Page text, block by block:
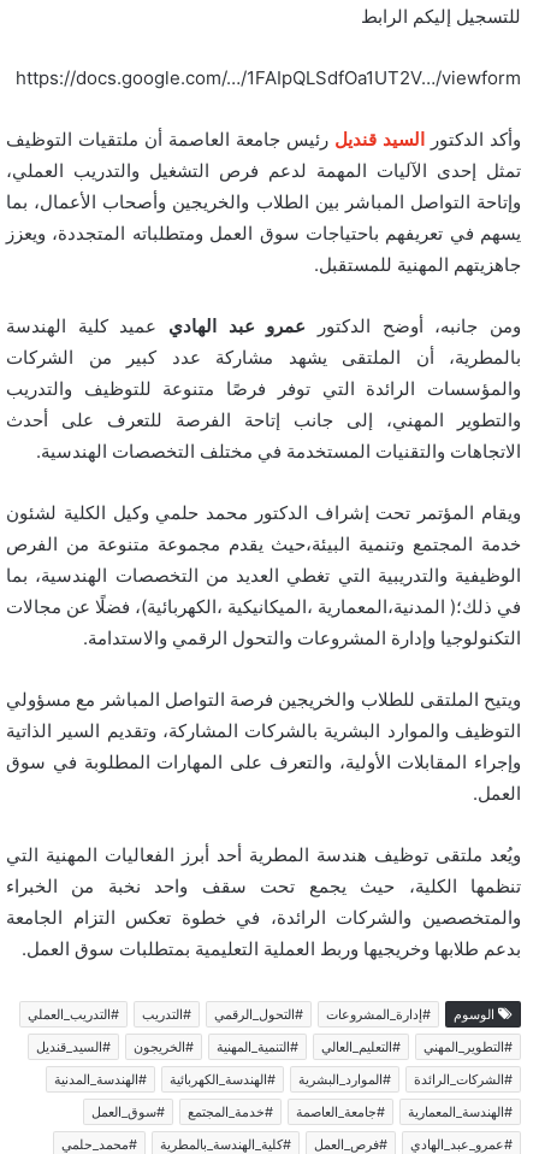
للتسجيل إليكم الرابط
https://docs.google.com/…/1FAIpQLSdfOa1UT2V…/viewform
وأكد الدكتور السيد قنديل رئيس جامعة العاصمة أن ملتقيات التوظيف
تمثل إحدى الآليات المهمة لدعم فرص التشغيل والتدريب العملي،
وإتاحة التواصل المباشر بين الطلاب والخريجين وأصحاب الأعمال، بما
يسهم في تعريفهم باحتياجات سوق العمل ومتطلباته المتجددة، ويعزز
جاهزيتهم المهنية للمستقبل.
ومن جانبه، أوضح الدكتور عمرو عبد الهادي عميد كلية الهندسة
بالمطرية، أن الملتقى يشهد مشاركة عدد كبير من الشركات
والمؤسسات الرائدة التي توفر فرصًا متنوعة للتوظيف والتدريب
والتطوير المهني، إلى جانب إتاحة الفرصة للتعرف على أحدث
الاتجاهات والتقنيات المستخدمة في مختلف التخصصات الهندسية.
ويقام المؤتمر تحت إشراف الدكتور محمد حلمي وكيل الكلية لشئون
خدمة المجتمع وتنمية البيئة،حيث يقدم مجموعة متنوعة من الفرص
الوظيفية والتدريبية التي تغطي العديد من التخصصات الهندسية، بما
في ذلك؛( المدنية،المعمارية ،الميكانيكية ،الكهربائية)، فضلًا عن مجالات
التكنولوجيا وإدارة المشروعات والتحول الرقمي والاستدامة.
ويتيح الملتقى للطلاب والخريجين فرصة التواصل المباشر مع مسؤولي
التوظيف والموارد البشرية بالشركات المشاركة، وتقديم السير الذاتية
وإجراء المقابلات الأولية، والتعرف على المهارات المطلوبة في سوق
العمل.
ويُعد ملتقى توظيف هندسة المطرية أحد أبرز الفعاليات المهنية التي
تنظمها الكلية، حيث يجمع تحت سقف واحد نخبة من الخبراء
والمتخصصين والشركات الرائدة، في خطوة تعكس التزام الجامعة
بدعم طلابها وخريجيها وربط العملية التعليمية بمتطلبات سوق العمل.
الوسوم #إدارة_المشروعات #التحول_الرقمي #التدريب
#التدريب_العملي
#التطوير_المهني
#التعليم_العالي #التنمية_المهنية #الخريجون
#السيد_قنديل
#الشركات_الرائدة
#الموارد_البشرية #الهندسة_الكهربائية
#الهندسة_المدنية
#الهندسة_المعمارية
#جامعة_العاصمة #خدمة_المجتمع
#سوق_العمل
#عمرو_عبد_الهادي
#فرص_العمل #كلية_الهندسة_بالمطرية
#محمد_حلمي